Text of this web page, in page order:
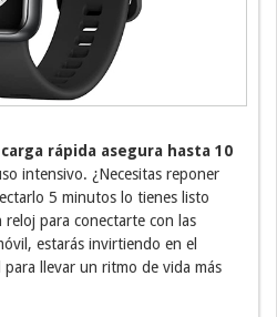
rápida asegura hasta 10
intensivo. ¿Necesitas reponer
5 minutos lo tienes listo
para conectarte con las
estarás invirtiendo en el
llevar un ritmo de vida más